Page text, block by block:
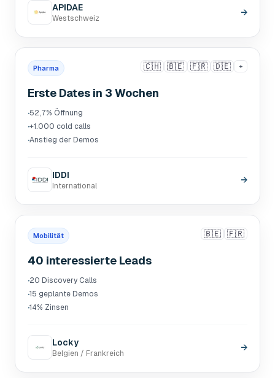
APIDAE
Westschweiz
→
Pharma 🇨🇭 🇧🇪 🇫🇷 🇩🇪 +
Erste Dates in 3 Wochen
·52,7% Öffnung
·+1.000 cold calls
·Anstieg der Demos
IDDI
International
→
Mobilität 🇧🇪 🇫🇷
40 interessierte Leads
·20 Discovery Calls
·15 geplante Demos
·14% Zinsen
Locky
Belgien / Frankreich
→